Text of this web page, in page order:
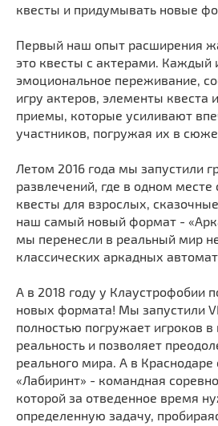
квесты и придумывать новые
Первый наш опыт расширения
это квесты с актерами. Каждый
эмоциональное переживание,
игру актеров, элементы квеста
приемы, которые усиливают
участников, погружая их в
Летом 2016 года мы запустили
развлечений, где в одном
квесты для взрослых,
наш самый новый формат -
мы перенесли в реальный мир
классических аркадных
А в 2018 году у Клаустрофобии
новых формата! Мы запустили
полностью погружает игроков
реальность и позволяет
реального мира. А в Краснодаре
«Лабиринт» - командная
которой за отведенное время
определенную задачу,